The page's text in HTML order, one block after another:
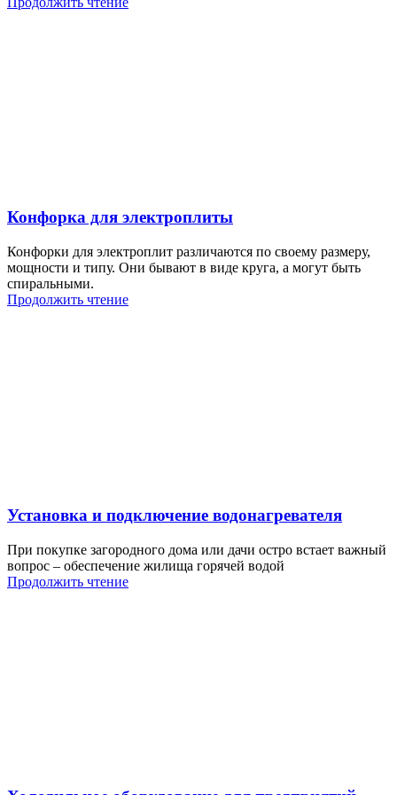
Конфорка для электроплиты
Конфорки для электроплит различаются по своему размеру,
мощности и типу. Они бывают в виде круга, а могут быть
спиральными.
Продолжить чтение
Установка и подключение водонагревателя
При покупке загородного дома или дачи остро встает важный
вопрос – обеспечение жилища горячей водой
Продолжить чтение